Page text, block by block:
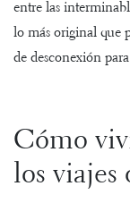
entre las
lo más original que
de desconexión
Cómo
los viajes